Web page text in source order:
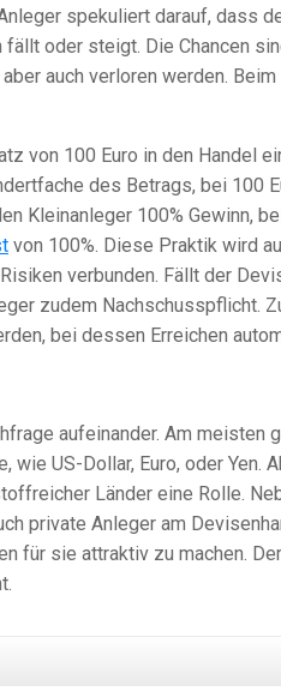
spekuliert darauf, dass
oder steigt. Die Chancen
auch verloren werden.
von 100 Euro in den Handel
des Betrags, bei 100
Kleinanleger 100% Gewinn,
von 100%. Diese Praktik wird
verbunden. Fällt der
zudem Nachschusspflicht.
bei dessen Erreichen
aufeinander. Am meisten
US-Dollar, Euro, oder Yen.
Länder eine Rolle.
private Anleger am
für sie attraktiv zu machen.